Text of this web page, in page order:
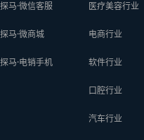
探马·微信客服
探马·微商城
探马·电销手机
医疗美容行业
电商行业
软件行业
口腔行业
汽车行业